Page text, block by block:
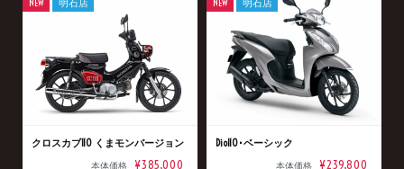
クロスカブ110 くまモンバージョン
本体価格 ¥385,000
Dio110･ベーシック
本体価格 ¥239,800